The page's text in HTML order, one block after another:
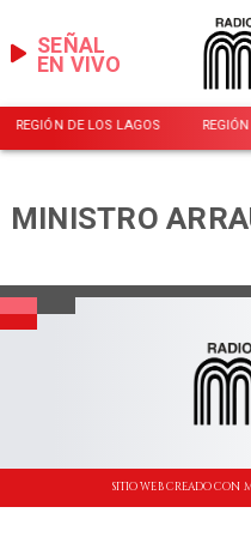
EN VIVO
SEÑAL
REGIÓN DE LOS LAGOS
MINISTRO
SITIO WEB CREADO CON